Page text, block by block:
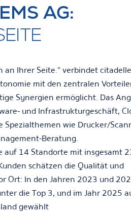
AG:
an Ihrer Seite.“ verbindet citadelle
mit den zentralen
Synergien ermöglicht. Das
und Infrastrukturgeschäft,
Spezialthemen wie Drucker/
Beratung.
auf 14 Standorte mit insgesamt
schätzen die Qualität und
Ort: In den Jahren 2023 und
die Top 3, und im Jahr 2025
gewählt